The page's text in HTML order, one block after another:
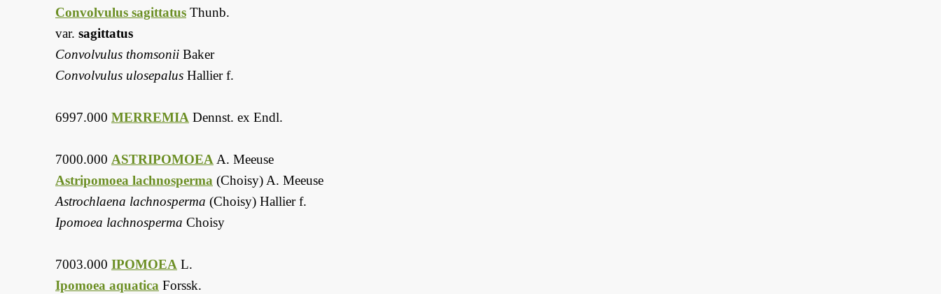
Convolvulus sagittatus Thunb.
var. sagittatus
Convolvulus thomsonii Baker
Convolvulus ulosepalus Hallier f.
6997.000 MERREMIA Dennst. ex Endl.
7000.000 ASTRIPOMOEA A. Meeuse
Astripomoea lachnosperma (Choisy) A. Meeuse
Astrochlaena lachnosperma (Choisy) Hallier f.
Ipomoea lachnosperma Choisy
7003.000 IPOMOEA L.
Ipomoea aquatica Forssk.